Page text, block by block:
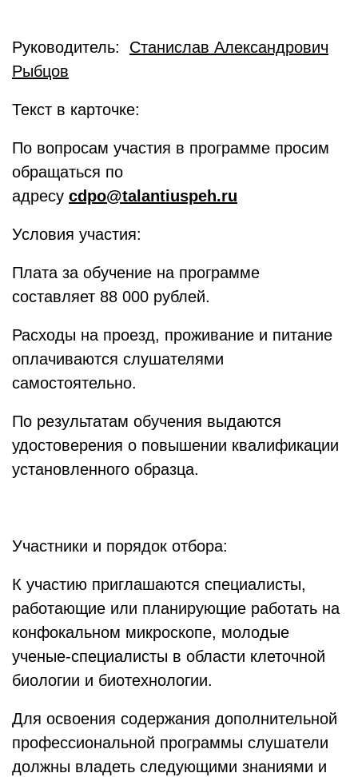
Руководитель: Станислав Александрович
Рыбцов
Текст в карточке:
По вопросам участия в программе просим
обращаться по
адресу cdpo@talantiuspeh.ru
Условия участия:
Плата за обучение на программе
составляет 88 000 рублей.
Расходы на проезд, проживание и питание
оплачиваются слушателями
самостоятельно.
По результатам обучения выдаются
удостоверения о повышении квалификации
установленного образца.
Участники и порядок отбора:
К участию приглашаются специалисты,
работающие или планирующие работать на
конфокальном микроскопе, молодые
ученые-специалисты в области клеточной
биологии и биотехнологии.
Для освоения содержания дополнительной
профессиональной программы слушатели
должны владеть следующими знаниями и